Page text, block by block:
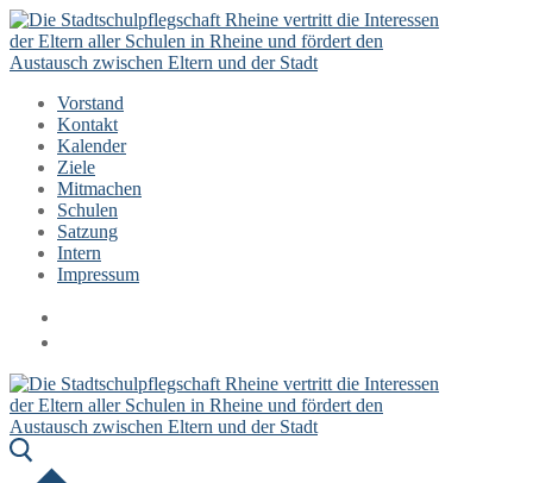
Zum
Inhalt
springen
Menü
Schließen
Vorstand
Kontakt
Kalender
Ziele
Mitmachen
Schulen
Satzung
Intern
Impressum